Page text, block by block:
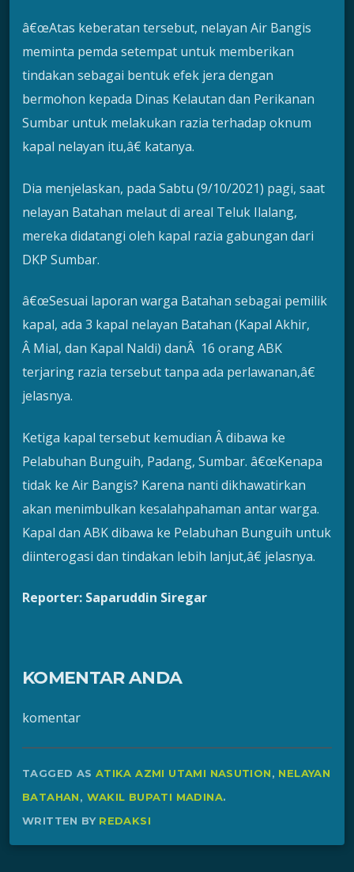
â€œAtas keberatan tersebut, nelayan Air Bangis
meminta pemda setempat untuk memberikan
tindakan sebagai bentuk efek jera dengan
bermohon kepada Dinas Kelautan dan Perikanan
Sumbar untuk melakukan razia terhadap oknum
kapal nelayan itu,â€ katanya.
Dia menjelaskan, pada Sabtu (9/10/2021) pagi, saat
nelayan Batahan melaut di areal Teluk Ilalang,
mereka didatangi oleh kapal razia gabungan dari
DKP Sumbar.
â€œSesuai laporan warga Batahan sebagai pemilik
kapal, ada 3 kapal nelayan Batahan (Kapal Akhir,
Â Mial, dan Kapal Naldi) danÂ 16 orang ABK
terjaring razia tersebut tanpa ada perlawanan,â€
jelasnya.
Ketiga kapal tersebut kemudian Â dibawa ke
Pelabuhan Bunguih, Padang, Sumbar. â€œKenapa
tidak ke Air Bangis? Karena nanti dikhawatirkan
akan menimbulkan kesalahpahaman antar warga.
Kapal dan ABK dibawa ke Pelabuhan Bunguih untuk
diinterogasi dan tindakan lebih lanjut,â€ jelasnya.
Reporter: Saparuddin Siregar
KOMENTAR ANDA
komentar
TAGGED AS ATIKA AZMI UTAMI NASUTION, NELAYAN
BATAHAN, WAKIL BUPATI MADINA.
WRITTEN BY REDAKSI